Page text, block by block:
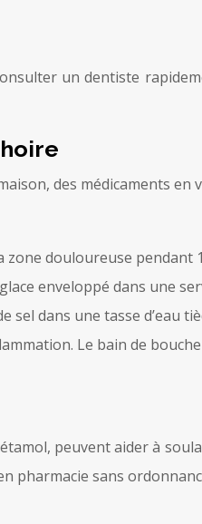
un dentiste
des médicaments
douloureuse
enveloppé dans une
sel dans une tasse
Le bain de
peuvent aider à
pharmacie sans